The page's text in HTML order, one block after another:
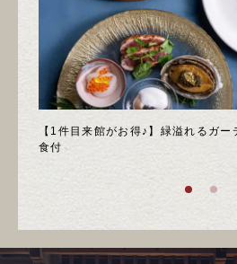
【1件目来館がお得♪】緑溢れるガ
食付